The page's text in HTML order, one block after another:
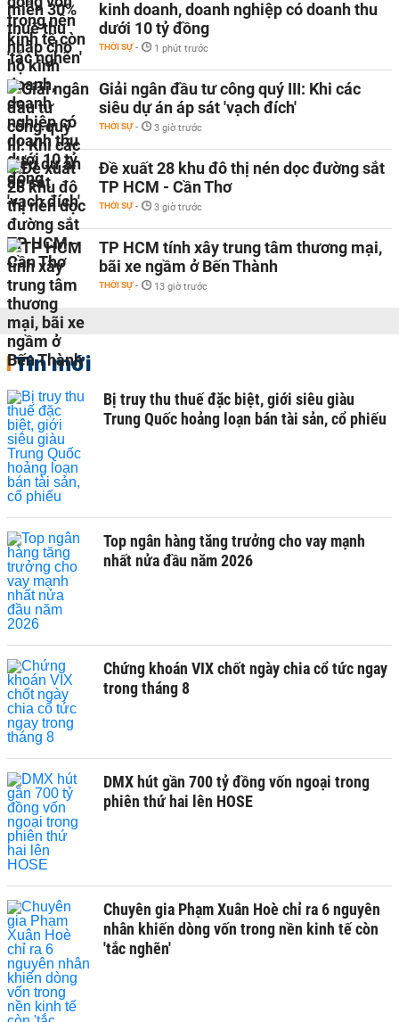
kinh doanh, doanh nghiệp có doanh thu
dưới 10 tỷ đồng
THỜI SỰ - 1 phút trước
Giải ngân đầu tư công quý III: Khi các
siêu dự án áp sát 'vạch đích'
THỜI SỰ - 3 giờ trước
Đề xuất 28 khu đô thị nén dọc đường sắt
TP HCM - Cần Thơ
THỜI SỰ - 3 giờ trước
TP HCM tính xây trung tâm thương mại,
bãi xe ngầm ở Bến Thành
THỜI SỰ - 13 giờ trước
Tin mới
Bị truy thu thuế đặc biệt, giới siêu giàu
Trung Quốc hoảng loạn bán tài sản, cổ phiếu
Top ngân hàng tăng trưởng cho vay mạnh
nhất nửa đầu năm 2026
Chứng khoán VIX chốt ngày chia cổ tức ngay
trong tháng 8
DMX hút gần 700 tỷ đồng vốn ngoại trong
phiên thứ hai lên HOSE
Chuyên gia Phạm Xuân Hoè chỉ ra 6 nguyên
nhân khiến dòng vốn trong nền kinh tế còn
'tắc nghẽn'